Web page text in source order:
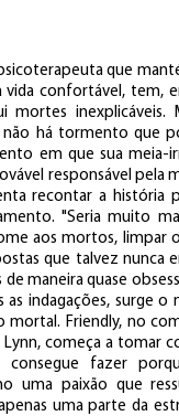
que
vida confortável, tem,
mortes inexplicáveis.
não há tormento que
em que sua meia-
responsável pela
recontar a história
"Seria muito
aos mortos, limpar
que talvez nunca
maneira quase
as indagações, surge
mortal. Friendly, no
Lynn, começa a tomar
consegue fazer
uma paixão que
uma parte da